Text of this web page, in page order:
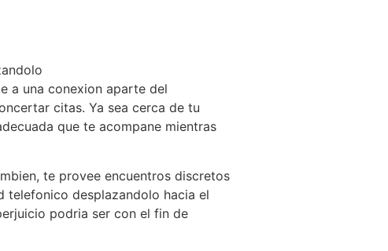
a una conexion aparte del
citas. Ya sea cerca de tu
que te acompane mientras
te provee encuentros discretos
telefonico desplazandolo hacia el
podria ser con el fin de